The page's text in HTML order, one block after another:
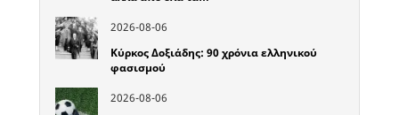
2026-08-06
Κύρκος Δοξιάδης: 90 χρόνια ελληνικού
φασισμού
2026-08-06